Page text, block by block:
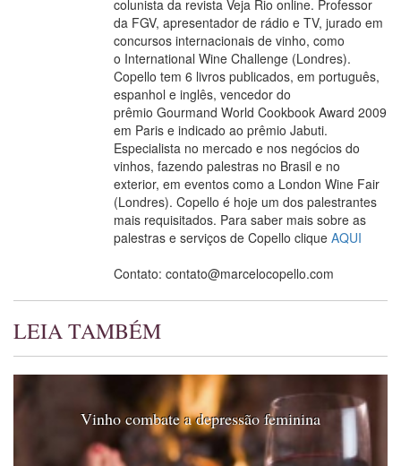
colunista da revista Veja Rio online. Professor
da FGV, apresentador de rádio e TV, jurado em
concursos internacionais de vinho, como
o International Wine Challenge (Londres).
Copello tem 6 livros publicados, em português,
espanhol e inglês, vencedor do
prêmio Gourmand World Cookbook Award 2009
em Paris e indicado ao prêmio Jabuti.
Especialista no mercado e nos negócios do
vinhos, fazendo palestras no Brasil e no
exterior, em eventos como a London Wine Fair
(Londres). Copello é hoje um dos palestrantes
mais requisitados. Para saber mais sobre as
palestras e serviços de Copello clique AQUI
Contato: contato@marcelocopello.com
LEIA TAMBÉM
Vinho combate a depressão feminina